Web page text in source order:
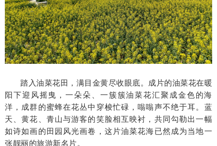
踏入油菜花田，满目金黄尽收眼底。成片的油菜花在暖
阳下迎风摇曳，一朵朵、一簇簇油菜花汇聚成金色的海
洋，成群的蜜蜂在花丛中穿梭忙碌，嗡嗡声不绝于耳。蓝
天、黄花、青山与游客的笑脸相互映衬，共同勾勒出一幅
如诗如画的田园风光画卷，这片油菜花海已然成为当地一
张靓丽的旅游新名片。